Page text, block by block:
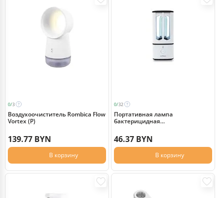
0/3
Воздухоочиститель Rombica Flow
Vortex (Р)
139.77 BYN
В корзину
0/32
Портативная лампа
бактерицидная
Sterilizer B1, белый/черный (Р)
46.37 BYN
В корзину